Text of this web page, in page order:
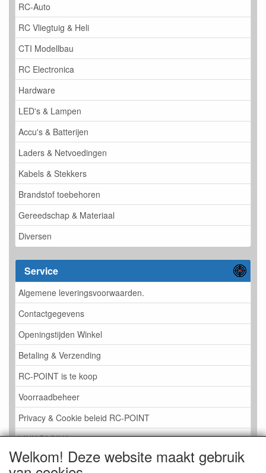
RC-Auto
RC Vliegtuig & Heli
CTI Modellbau
RC Electronica
Hardware
LED's & Lampen
Accu's & Batterijen
Laders & Netvoedingen
Kabels & Stekkers
Brandstof toebehoren
Gereedschap & Materiaal
Diversen
Service
Algemene leveringsvoorwaarden.
Contactgegevens
Openingstijden Winkel
Betaling & Verzending
RC-POINT is te koop
Voorraadbeheer
Privacy & Cookie beleid RC-POINT
LINK PAGINA
Gastenboek RC-POINT
Welkom! Deze website maakt gebruik